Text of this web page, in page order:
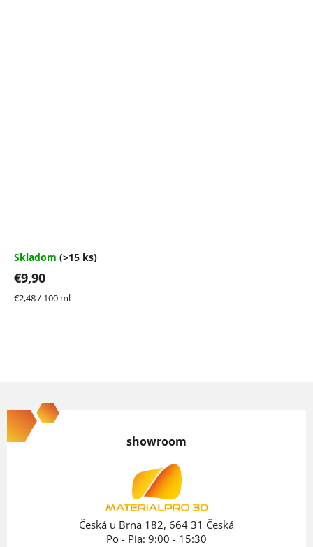
4,7
5
hviezdičiek.
Skladom (>15 ks)
€9,90
Jednotková
€2,48 / 100 ml
á
p
showroom
Česká u Brna 182, 664 31 Česká
Po - Pia: 9:00 - 15:30